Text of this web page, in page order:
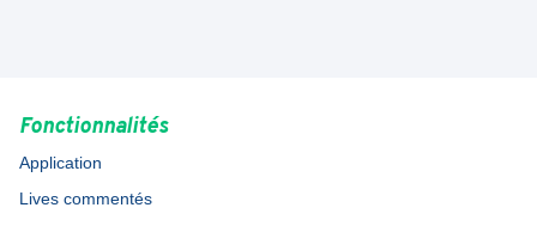
Fonctionnalités
Application
Lives commentés